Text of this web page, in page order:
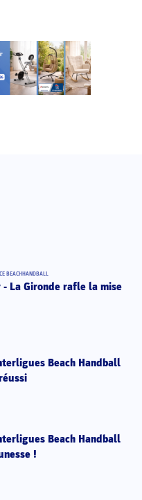
BEACHHANDBALL
- La Gironde rafle la mise
Beach Handball
Beach Handball
!